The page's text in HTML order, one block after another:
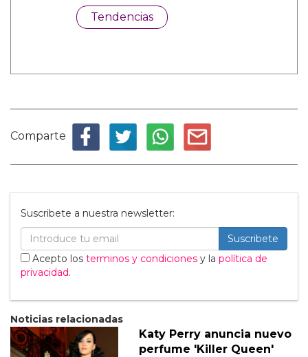
Tendencias
Comparte
Suscribete a nuestra newsletter:
Suscribete
Acepto los terminos y condiciones y la política de
privacidad.
Noticias relacionadas
Katy Perry anuncia nuevo
perfume 'Killer Queen'